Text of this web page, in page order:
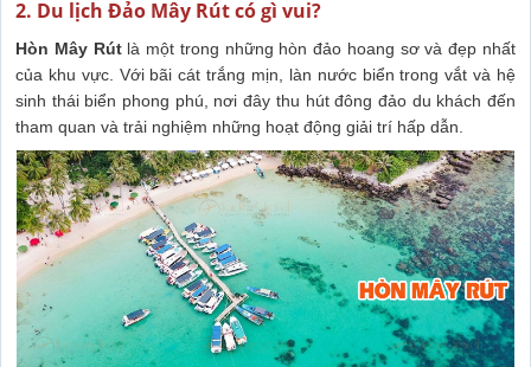
2. Du lịch Đảo Mây Rút có gì vui?
Hòn Mây Rútlà một trong những hòn đảo hoang sơ và đẹp nhất
của khu vực. Với bãi cát trắng mịn, làn nước biển trong vắt và hệ
sinh thái biển phong phú, nơi đây thu hút đông đảo du khách đến
tham quan và trải nghiệm những hoạt động giải trí hấp dẫn.